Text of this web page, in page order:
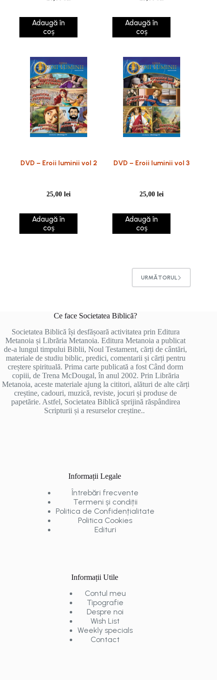
Adaugă în
coș
Adaugă în
coș
DVD – Eroii luminii vol 2
25,00lei
Adaugă în
coș
DVD – Eroii luminii vol 3
25,00lei
Adaugă în
coș
URMĂTORUL
Ce face Societatea Biblică?
Societatea Biblică își desfășoară activitatea prin Editura
Metanoia și Librăria Metanoia. Editura Metanoia a publicat
de-a lungul timpului Biblii, Noul Testament, cărți de cântări,
materiale de studiu biblic, predici, comentarii și cărți pentru
creștere spirituală. Prima carte publicată a fost Când dorm
copiii, de Trena McDougal, în anul 2002. Prin Librăria
Metanoia, aceste materiale ajung la cititori, alături de alte cărți
creștine, cadouri, muzică, reviste, jocuri și produse de
papetărie. Astfel, Societatea Biblică sprijină răspândirea
Scripturii și a resurselor creștine..
Informații Legale
Întrebări frecvente
Termeni și condiții
Politica de Confidențialitate
Politica Cookies
Edituri
Informații Utile
Contul meu
Tipografie
Despre noi
Wish List
Weekly specials
Contact